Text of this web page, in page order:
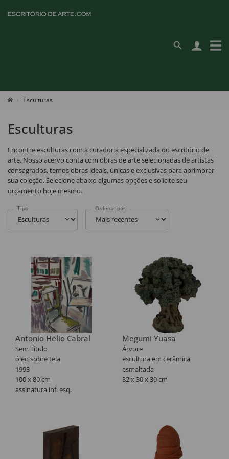
Esculturas
Esculturas
Encontre esculturas com a curadoria especializada do escritório de
arte. Nosso acervo conta com obras de arte selecionadas de artistas
consagrados, temos obras ideais, únicas e exclusivas para aprimorar
sua coleção. Selecione abaixo algumas opções e solicite seu
orçamento hoje mesmo.
Tipo Ordenar por
Antonio Hélio Cabral
Sem Título
óleo sobre tela
1993
100 x 80 cm
assinatura inf. esq.
Megumi Yuasa
Árvore
escultura em cerâmica
esmaltada
32 x 30 x 30 cm